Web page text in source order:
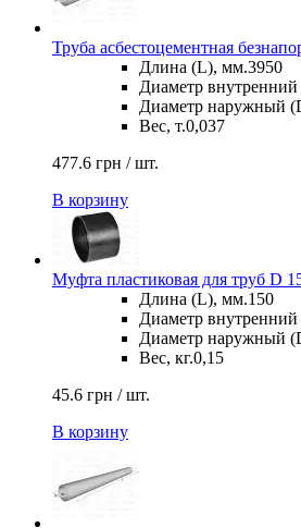
Труба асбестоцементная
Длина (L), мм.3950
Диаметр
Диаметр наружный
Вес, т.0,037
477.6 грн / шт.
В корзину
Муфта пластиковая для труб D
Длина (L), мм.150
Диаметр
Диаметр наружный
Вес, кг.0,15
45.6 грн / шт.
В корзину